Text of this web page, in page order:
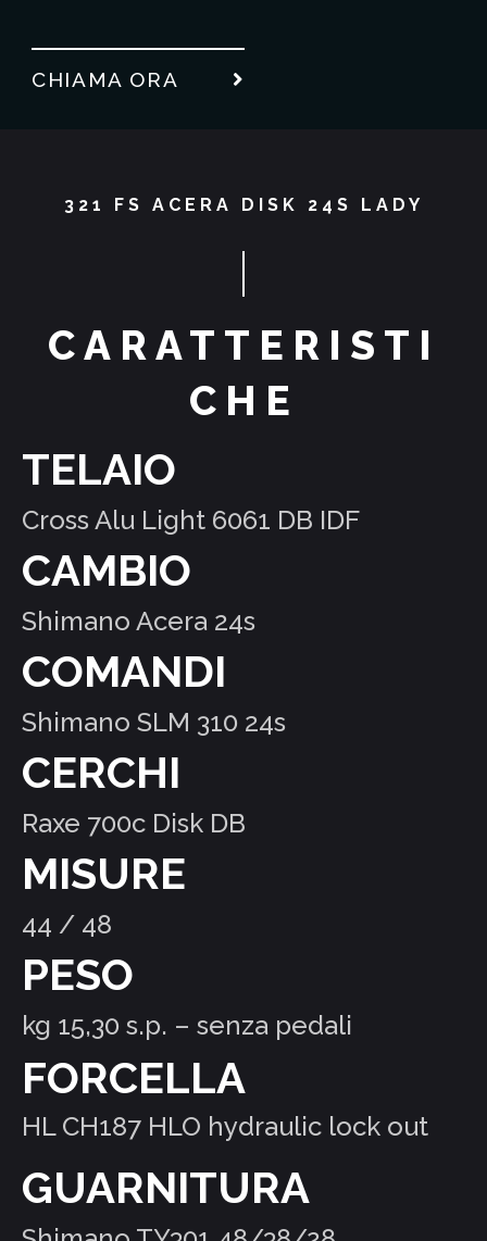
CHIAMA ORA
321 FS ACERA DISK 24S LADY
CARATTERISTI
CHE
TELAIO
Cross Alu Light 6061 DB IDF
CAMBIO
Shimano Acera 24s
COMANDI
Shimano SLM 310 24s
CERCHI
Raxe 700c Disk DB
MISURE
44 / 48
PESO
kg 15,30 s.p. – senza pedali
FORCELLA
HL CH187 HLO hydraulic lock out
GUARNITURA